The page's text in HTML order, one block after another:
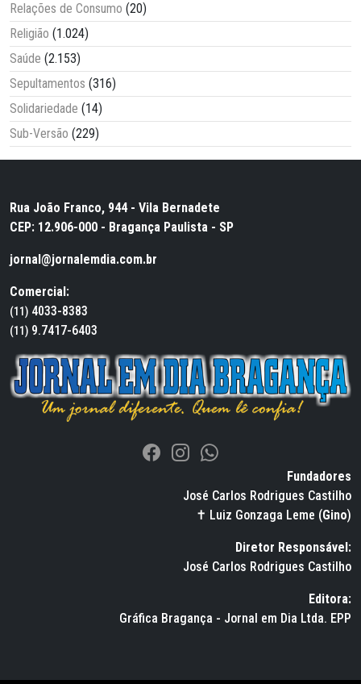
Relações de Consumo (20)
Religião (1.024)
Saúde (2.153)
Sepultamentos (316)
Solidariedade (14)
Sub-Versão (229)
Rua João Franco, 944 - Vila Bernadete
CEP: 12.906-000 - Bragança Paulista - SP
jornal@jornalemdia.com.br
Comercial:
(11) 4033-8383
(11) 9.7417-6403
Fundadores
José Carlos Rodrigues Castilho
✝ Luiz Gonzaga Leme (Gino)
Diretor Responsável:
José Carlos Rodrigues Castilho
Editora:
Gráfica Bragança - Jornal em Dia Ltda. EPP